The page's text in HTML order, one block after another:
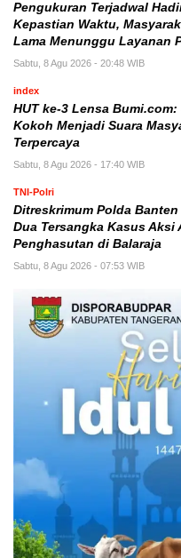
Pengukuran Terjadwal
Kepastian Waktu,
Lama Menunggu Layanan
Sabtu, 8 Agu 2026 - 20:48 WIB
index
HUT ke-3 Lensa Bumi.com:
Kokoh Menjadi Suara
Terpercaya
Sabtu, 8 Agu 2026 - 17:40 WIB
TNI-Polri
Ditreskrimum Polda Banten
Dua Tersangka Kasus Aksi
Penghasutan di Balaraja
Sabtu, 8 Agu 2026 - 07:53 WIB